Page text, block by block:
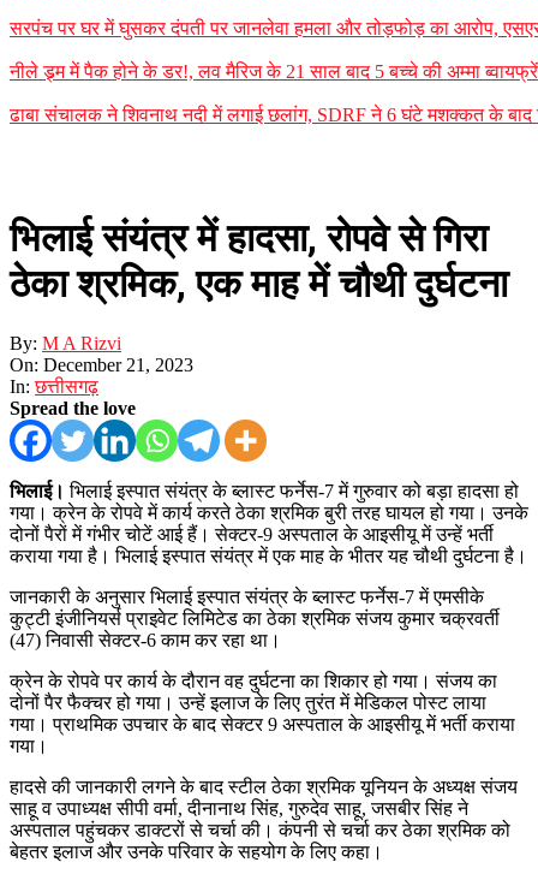
सरपंच पर घर में घुसकर दंपती पर जानलेवा हमला और तोड़फोड़ का आरोप,
नीले ड्र्म में पैक होने के डर!, लव मैरिज के 21 साल बाद 5 बच्चे की अम्मा
ढाबा संचालक ने शिवनाथ नदी में लगाई छलांग, SDRF ने 6 घंटे मशक्कत के बाद
भिलाई संयंत्र में हादसा, रोपवे से गिरा
ठेका श्रमिक, एक माह में चौथी दुर्घटना
By: M A Rizvi
On: December 21, 2023
In: छत्तीसगढ़
Spread the love
भिलाई। भिलाई इस्पात संयंत्र के ब्लास्ट फर्नेस-7 में गुरुवार को बड़ा हादसा हो
गया। क्रेन के रोपवे में कार्य करते ठेका श्रमिक बुरी तरह घायल हो गया। उनके
दोनों पैरों में गंभीर चोटें आई हैं। सेक्टर-9 अस्पताल के आइसीयू में उन्हें भर्ती
कराया गया है। भिलाई इस्पात संयंत्र में एक माह के भीतर यह चौथी दुर्घटना है।
जानकारी के अनुसार भिलाई इस्पात संयंत्र के ब्लास्ट फर्नेस-7 में एमसीके
कुट्टी इंजीनियर्स प्राइवेट लिमिटेड का ठेका श्रमिक संजय कुमार चक्रवर्ती
(47) निवासी सेक्टर-6 काम कर रहा था।
क्रेन के रोपवे पर कार्य के दौरान वह दुर्घटना का शिकार हो गया। संजय का
दोनों पैर फैक्चर हो गया। उन्हें इलाज के लिए तुरंत में मेडिकल पोस्ट लाया
गया। प्राथमिक उपचार के बाद सेक्टर 9 अस्पताल के आइसीयू में भर्ती कराया
गया।
हादसे की जानकारी लगने के बाद स्टील ठेका श्रमिक यूनियन के अध्यक्ष संजय
साहू व उपाध्यक्ष सीपी वर्मा, दीनानाथ सिंह, गुरुदेव साहू, जसबीर सिंह ने
अस्पताल पहुंचकर डाक्टरों से चर्चा की। कंपनी से चर्चा कर ठेका श्रमिक को
बेहतर इलाज और उनके परिवार के सहयोग के लिए कहा।